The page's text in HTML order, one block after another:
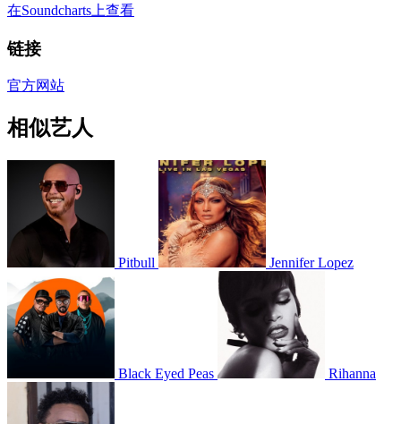
在Soundcharts上查看
链接
官方网站
相似艺人
Pitbull Jennifer Lopez
Black Eyed Peas Rihanna